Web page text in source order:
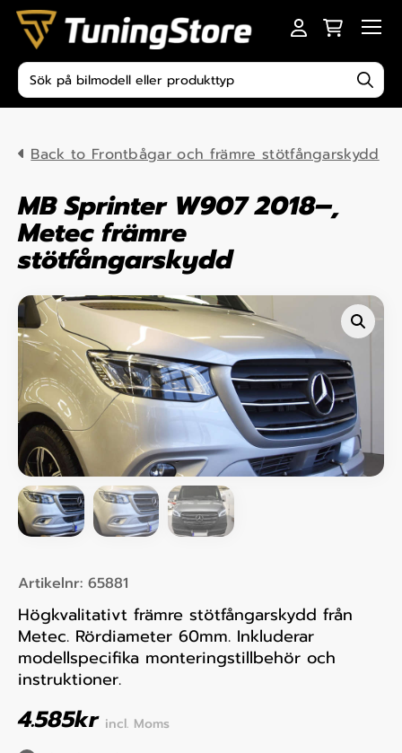
Skip to content
Produktsökning
Back to Frontbågar och främre stötfångarskydd
MB Sprinter W907 2018–,
Metec främre
stötfångarskydd
Artikelnr: 65881
Högkvalitativt främre stötfångarskydd från
Metec. Rördiameter 60mm. Inkluderar
modellspecifika monteringstillbehör och
instruktioner.
4.585kr incl. Moms